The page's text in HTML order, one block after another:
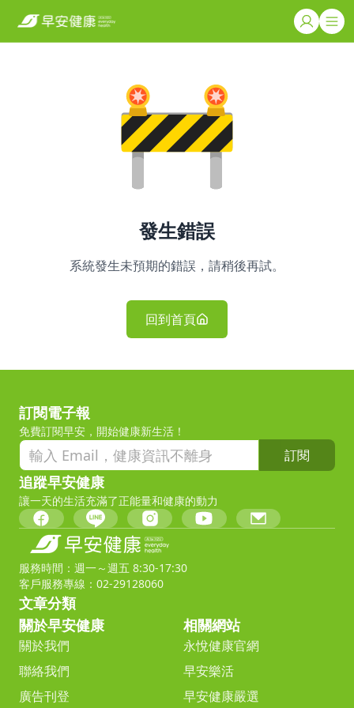
發生錯誤
系統發生未預期的錯誤，請稍後再試。
回到首頁
訂閱電子報
免費訂閱早安，開始健康新生活！
訂閱
追蹤早安健康
讓一天的生活充滿了正能量和健康的動力
服務時間：週一～週五 8:30-17:30
客戶服務專線：02-29128060
文章分類
關於早安健康
關於我們
聯絡我們
廣告刊登
相關網站
永悅健康官網
早安樂活
早安健康嚴選